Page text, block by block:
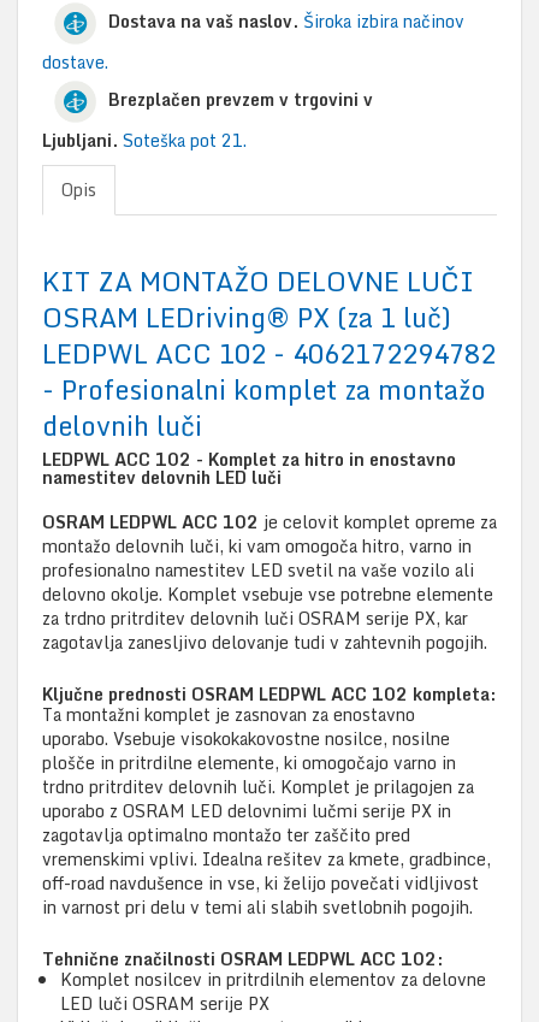
Dostava na vaš naslov. Široka izbira načinov
dostave.
Brezplačen prevzem v trgovini v
Ljubljani. Soteška pot 21.
Opis
KIT ZA MONTAŽO DELOVNE LUČI
OSRAM LEDriving® PX (za 1 luč)
LEDPWL ACC 102 - 4062172294782
- Profesionalni komplet za montažo
delovnih luči
LEDPWL ACC 102 - Komplet za hitro in enostavno
namestitev delovnih LED luči
OSRAM LEDPWL ACC 102 je celovit komplet opreme za
montažo delovnih luči, ki vam omogoča hitro, varno in
profesionalno namestitev LED svetil na vaše vozilo ali
delovno okolje. Komplet vsebuje vse potrebne elemente
za trdno pritrditev delovnih luči OSRAM serije PX, kar
zagotavlja zanesljivo delovanje tudi v zahtevnih pogojih.
Ključne prednosti OSRAM LEDPWL ACC 102 kompleta:
Ta montažni komplet je zasnovan za enostavno
uporabo. Vsebuje visokokakovostne nosilce, nosilne
plošče in pritrdilne elemente, ki omogočajo varno in
trdno pritrditev delovnih luči. Komplet je prilagojen za
uporabo z OSRAM LED delovnimi lučmi serije PX in
zagotavlja optimalno montažo ter zaščito pred
vremenskimi vplivi. Idealna rešitev za kmete, gradbince,
off-road navdušence in vse, ki želijo povečati vidljivost
in varnost pri delu v temi ali slabih svetlobnih pogojih.
Tehnične značilnosti OSRAM LEDPWL ACC 102:
Komplet nosilcev in pritrdilnih elementov za delovne
LED luči OSRAM serije PX